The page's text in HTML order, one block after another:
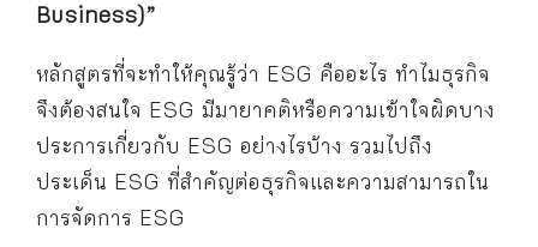
Business)”
หลักสูตรที่จะทำให้คุณรู้ว่า ESG คืออะไร ทำไมธุรกิจ
จึงต้องสนใจ ESG มีมายาคติหรือความเข้าใจผิดบาง
ประการเกี่ยวกับ ESG อย่างไรบ้าง รวมไปถึง
ประเด็น ESG ที่สำคัญต่อธุรกิจและความสามารถใน
การจัดการ ESG